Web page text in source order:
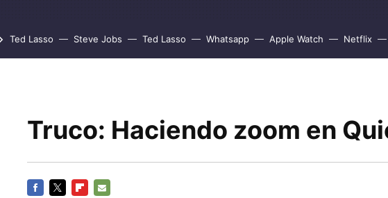
Ted Lasso Steve Jobs Ted Lasso Whatsapp Apple Watch Netflix
Truco: Haciendo zoom en